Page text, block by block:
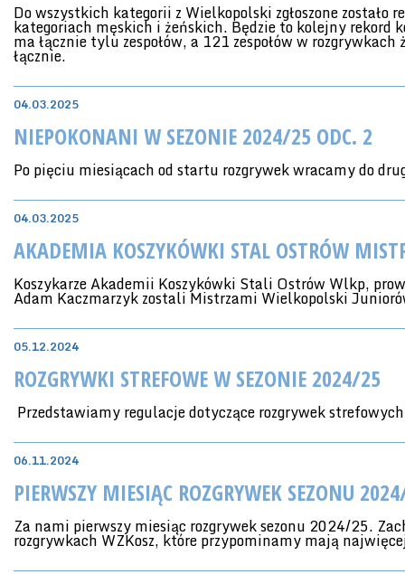
Do wszystkich kategorii z Wielkopolski zgłoszone zostało
kategoriach męskich i żeńskich. Będzie to kolejny rekord
ma łącznie tylu zespołów, a 121 zespołów w
łącznie.
04.03.2025
NIEPOKONANI W SEZONIE 2024/25 ODC. 2
Po pięciu miesiącach od startu rozgrywek wracamy do
04.03.2025
AKADEMIA KOSZYKÓWKI STAL OSTRÓW
Koszykarze Akademii Koszykówki Stali Ostrów Wlkp,
Adam Kaczmarzyk zostali Mistrzami Wielkopolski
05.12.2024
ROZGRYWKI STREFOWE W SEZONIE 2024/25
Przedstawiamy regulacje dotyczące rozgrywek
06.11.2024
PIERWSZY MIESIĄC ROZGRYWEK SEZONU
Za nami pierwszy miesiąc rozgrywek sezonu 2024/25.
rozgrywkach WZKosz, które przypominamy mają